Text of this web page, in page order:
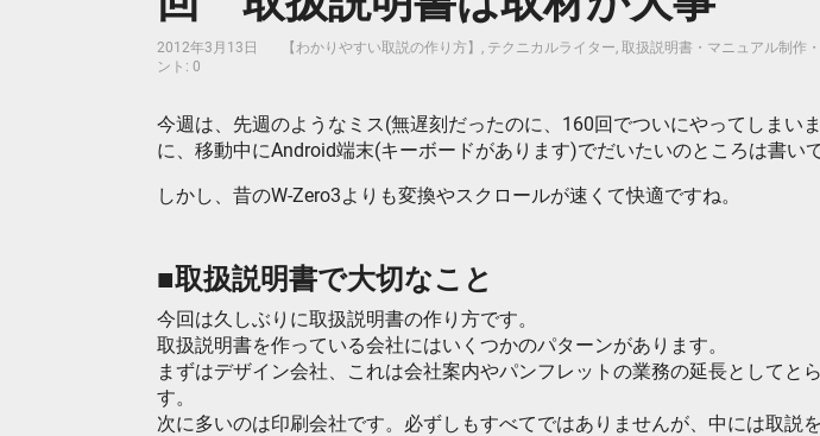
2012年3月13日 【わかりやすい取説の作り方】 , テクニカルライター, 取扱説明書・マニュアル制作
ント: 0
今週は、先週のようなミス(無遅刻だったのに、160回でついにやってしまい
に、移動中にAndroid端末(キーボードがあります)でだいたいのところは書いて
しかし、昔のW-Zero3よりも変換やスクロールが速くて快適ですね。
■取扱説明書で大切なこと
今回は久しぶりに取扱説明書の作り方です。
取扱説明書を作っている会社にはいくつかのパターンがあります。
まずはデザイン会社、これは会社案内やパンフレットの業務の延長としてと
す。
次に多いのは印刷会社です。必ずしもすべてではありませんが、中には取説